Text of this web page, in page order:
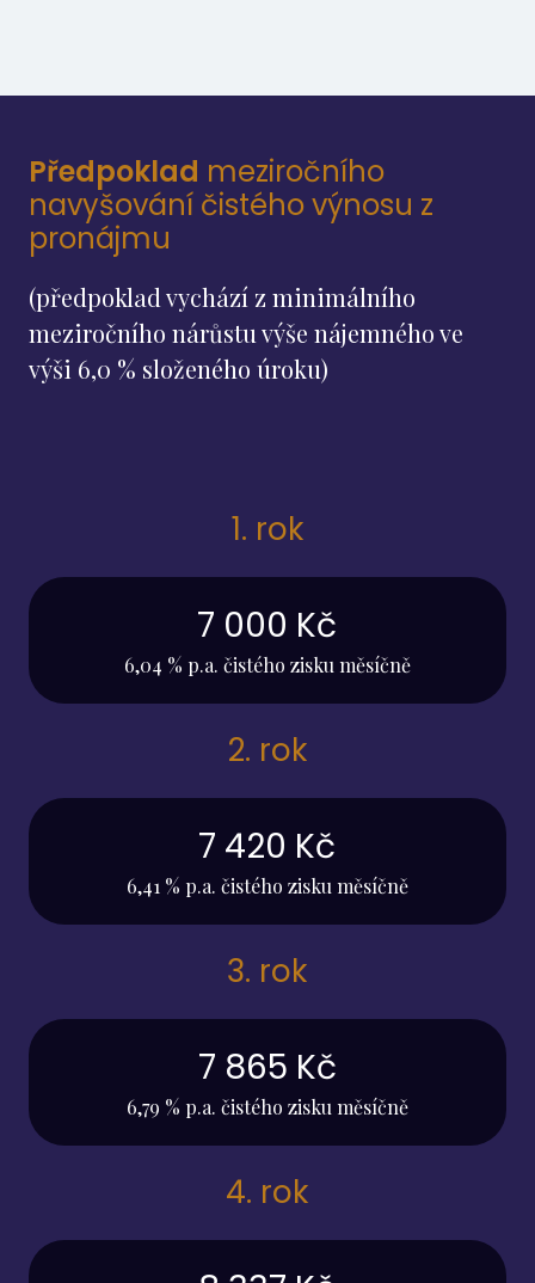
Předpoklad meziročního
navyšování čistého výnosu z
pronájmu
(předpoklad vychází z minimálního
meziročního nárůstu výše nájemného ve
výši 6,0 % složeného úroku)
1. rok
7 000 Kč
6,04 % p.a. čistého zisku měsíčně
2. rok
7 420 Kč
6,41 % p.a. čistého zisku měsíčně
3. rok
7 865 Kč
6,79 % p.a. čistého zisku měsíčně
4. rok